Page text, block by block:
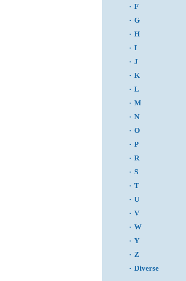
F
G
H
I
J
K
L
M
N
O
P
R
S
T
U
V
W
Y
Z
Diverse